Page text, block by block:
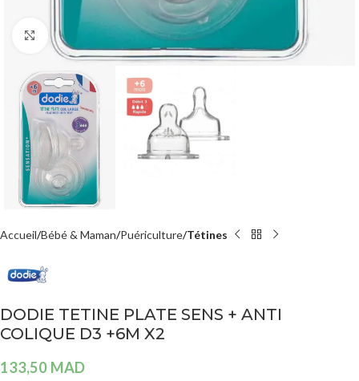
Agrandir
Accueil Bébé & Maman Puériculture Tétines
DODIE TETINE PLATE SENS + ANTI
COLIQUE D3 +6M X2
133,50 MAD